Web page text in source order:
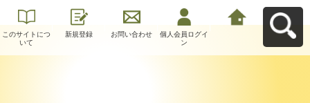
このサイトにつ
いて
新規登録 お問い合わせ
個人会員ログイ
ン